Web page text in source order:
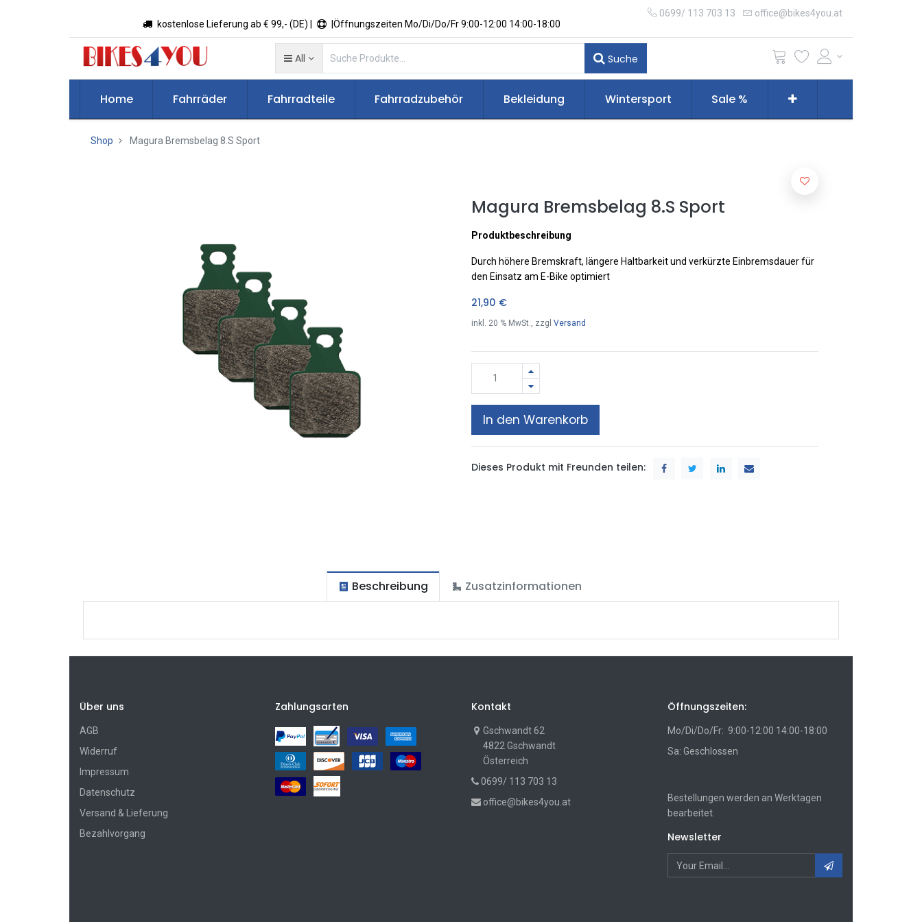
kostenlose Lieferung ab € 99,- (DE) | |Öffnungszeiten Mo/Di/Do/Fr 9:00-12:00 14:00-18:00
0699/ 113 703 13 office@bikes4you.at
All Suche
Home Fahrräder Fahrradteile Fahrradzubehör Bekleidung Wintersport Sale %
Shop Magura Bremsbelag 8.S Sport
Magura Bremsbelag 8.S Sport
Produktbeschreibung
Durch höhere Bremskraft, längere Haltbarkeit und verkürzte Einbremsdauer für
den Einsatz am E-Bike optimiert
21,90 €
inkl. 20 % MwSt., zzgl Versand
In den Warenkorb
Dieses Produkt mit Freunden teilen:
Beschreibung Zusatzinformationen
Über uns
AGB
Widerruf
Impressum
Datenschutz
Versand & Lieferung
Bezahlvorgang
Zahlungsarten Kontakt
Gschwandt 62
4822 Gschwandt
Österreich
0699/ 113 703 13
office@bikes4you.at
Öffnungszeiten:
Mo/Di/Do/Fr: 9:00-12:00 14:00-18:00
Sa: Geschlossen
Bestellungen werden an Werktagen
bearbeitet.
Newsletter